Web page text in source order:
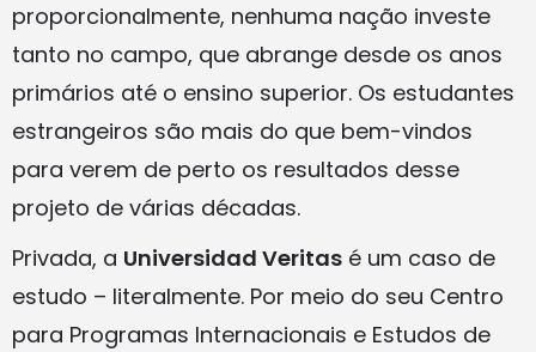
proporcionalmente, nenhuma nação investe
tanto no campo, que abrange desde os anos
primários até o ensino superior. Os estudantes
estrangeiros são mais do que bem-vindos
para verem de perto os resultados desse
projeto de várias décadas.
Privada, a Universidad Veritas é um caso de
estudo – literalmente. Por meio do seu Centro
para Programas Internacionais e Estudos de